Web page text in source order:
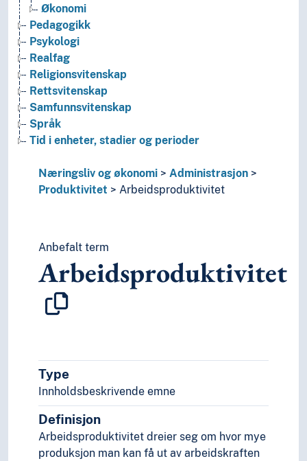
Økonomi
Pedagogikk
Psykologi
Realfag
Religionsvitenskap
Rettsvitenskap
Samfunnsvitenskap
Språk
Tid i enheter, stadier og perioder
Næringsliv og økonomi
Administrasjon
Produktivitet
Arbeidsproduktivitet
Anbefalt term
Arbeidsproduktivitet
Type
Innholdsbeskrivende emne
Definisjon
Arbeidsproduktivitet dreier seg om hvor mye
produksjon man kan få ut av arbeidskraften